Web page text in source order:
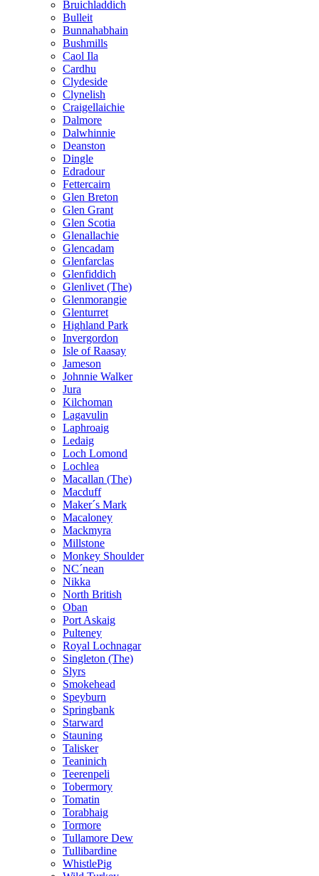
Bruichladdich
Bulleit
Bunnahabhain
Bushmills
Caol Ila
Cardhu
Clydeside
Clynelish
Craigellaichie
Dalmore
Dalwhinnie
Deanston
Dingle
Edradour
Fettercairn
Glen Breton
Glen Grant
Glen Scotia
Glenallachie
Glencadam
Glenfarclas
Glenfiddich
Glenlivet (The)
Glenmorangie
Glenturret
Highland Park
Invergordon
Isle of Raasay
Jameson
Johnnie Walker
Jura
Kilchoman
Lagavulin
Laphroaig
Ledaig
Loch Lomond
Lochlea
Macallan (The)
Macduff
Maker´s Mark
Macaloney
Mackmyra
Millstone
Monkey Shoulder
NC´nean
Nikka
North British
Oban
Port Askaig
Pulteney
Royal Lochnagar
Singleton (The)
Slyrs
Smokehead
Speyburn
Springbank
Starward
Stauning
Talisker
Teaninich
Teerenpeli
Tobermory
Tomatin
Torabhaig
Tormore
Tullamore Dew
Tullibardine
WhistlePig